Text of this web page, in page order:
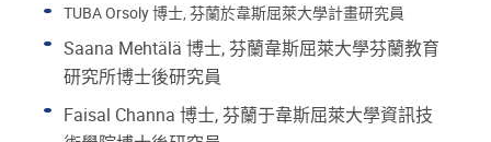
TUBA Orsoly 博士, 芬蘭於韋斯屈萊大學計畫研究員
Saana Mehtälä 博士, 芬蘭韋斯屈萊大學芬蘭教育
研究所博士後研究員
Faisal Channa 博士, 芬蘭于韋斯屈萊大學資訊技